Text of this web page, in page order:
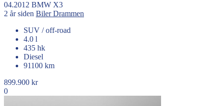
04.2012 BMW X3
2 år siden BilerDrammen
SUV / off-road
4.0 l
435 hk
Diesel
91100 km
899.900 kr
0